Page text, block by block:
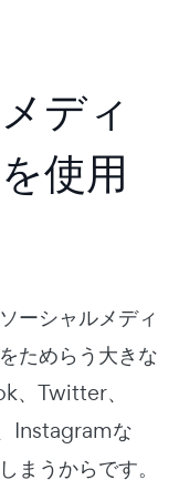
ディ
使用
ーシャルメディ
ためらう大きな
、Twitter、
Instagramな
まうからです。